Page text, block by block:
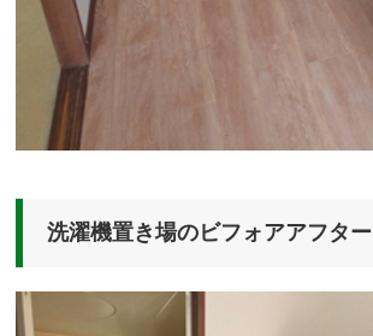
洗濯機置き場のビフォアアフター